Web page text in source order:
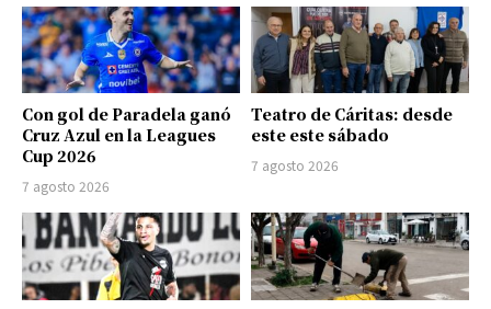
Con gol de Paradela ganó
Cruz Azul en la Leagues
Cup 2026
7 agosto 2026
Teatro de Cáritas: desde
este este sábado
7 agosto 2026